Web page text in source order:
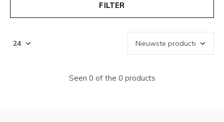
FILTER
Seen 0 of the 0 products